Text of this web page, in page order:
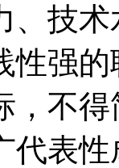
、技
性强
，不
代表